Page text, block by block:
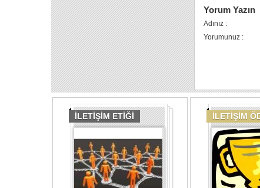
Yorum Yazın
Adınız :
Yorumunuz :
İLETİŞİM ETİĞİ İLETİŞİM